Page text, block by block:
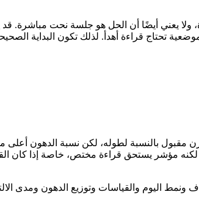
يعني أيضًا أن الحل هو جلسة نحت مباشرة.
تحتاج قراءة أهدأ. لذلك تكون البداية
بالنسبة لطوله، لكن نسبة الدهون أعلى
مؤشر يستحق قراءة مختص، خاصة إذا كان
اليوم والقياسات وتوزيع الدهون ومدى